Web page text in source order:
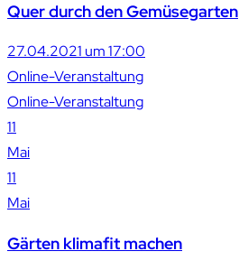
Quer durch den Gemüsegarten
27.04.2021 um 17:00
Online-Veranstaltung
Online-Veranstaltung
11
Mai
11
Mai
Gärten klimafit machen